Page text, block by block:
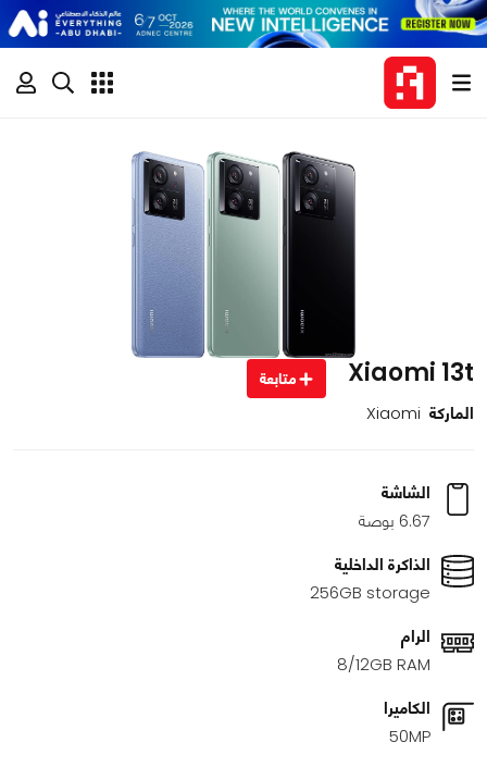
Xiaomi 13t متابعة
الماركة Xiaomi
الشاشة
6.67 بوصة
الذاكرة الداخلية
256GB storage
الرام
8/12GB RAM
الكاميرا
50MP